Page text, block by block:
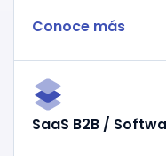
Conoce más
SaaS B2B /